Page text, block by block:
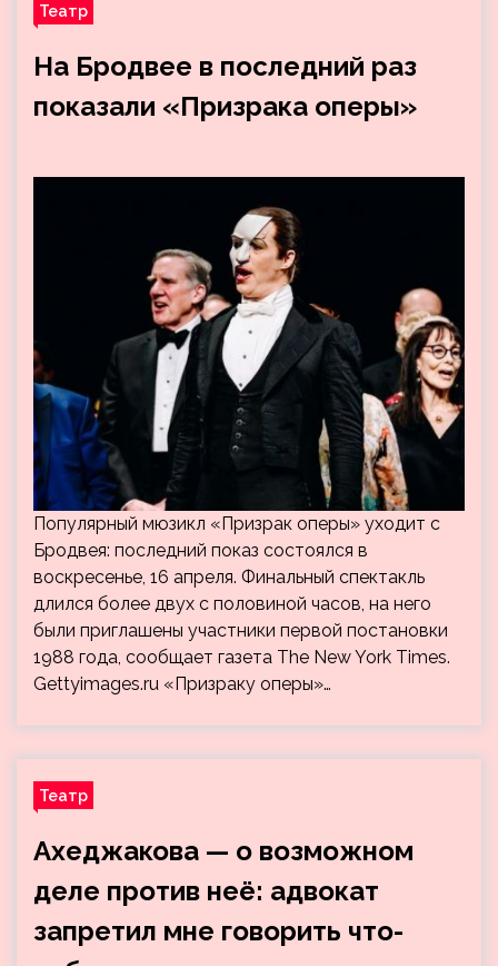
Театр
На Бродвее в последний раз
показали «Призрака оперы»
Популярный мюзикл «Призрак оперы» уходит с
Бродвея: последний показ состоялся в
воскресенье, 16 апреля. Финальный спектакль
длился более двух с половиной часов, на него
были приглашены участники первой постановки
1988 года, сообщает газета The New York Times.
Gettyimages.ru «Призраку оперы»…
Театр
Ахеджакова — о возможном
деле против неё: адвокат
запретил мне говорить что-